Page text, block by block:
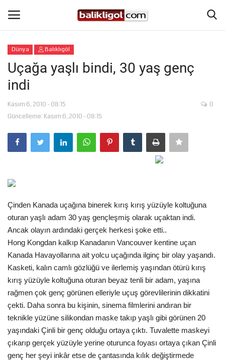
Giriş Yap
Anasayfa
Köşe Yazıları
Eğitim
Spor
Gündem
Tekno Bilim
Ekonomi
Galeriler
Siyaset
Dünya Balıklıgöl
Uçağa yaşlı bindi, 30 yaş genç
indi
Kasım 6, 2010 - 08:15
Güncelleme: Kasım 6, 2010 - 08:15
0
Çinden Kanada uçağına binerek kırış kırış yüzüyle koltuğuna
oturan yaşlı adam 30 yaş gençleşmiş olarak uçaktan indi.
Ancak olayın ardındaki gerçek herkesi şoke etti..
Hong Kongdan kalkıp Kanadanın Vancouver kentine uçan
Kanada Havayollarına ait yolcu uçağında ilginç bir olay yaşandı.
Kasketi, kalın camlı gözlüğü ve ilerlemiş yaşından ötürü kırış
kırış yüzüyle koltuğuna oturan beyaz tenli bir adam, yaşına
rağmen çok genç görünen elleriyle uçuş görevlilerinin dikkatini
çekti. Daha sonra bu kişinin, sinema filmlerini andıran bir
teknikle yüzüne silikondan maske takıp yaşlı gibi görünen 20
yaşındaki Çinli bir genç olduğu ortaya çıktı. Tuvalette maskeyi
çıkarıp gerçek yüzüyle yerine oturunca foyası ortaya çıkan Çinli
genç her şeyi inkâr etse de çantasında kılık değiştirmede